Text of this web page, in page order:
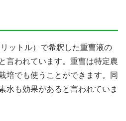
ットル）で希釈した重曹液の
言われています。重曹は特定農
培でも使うことができます。同
水も効果があると言われていま